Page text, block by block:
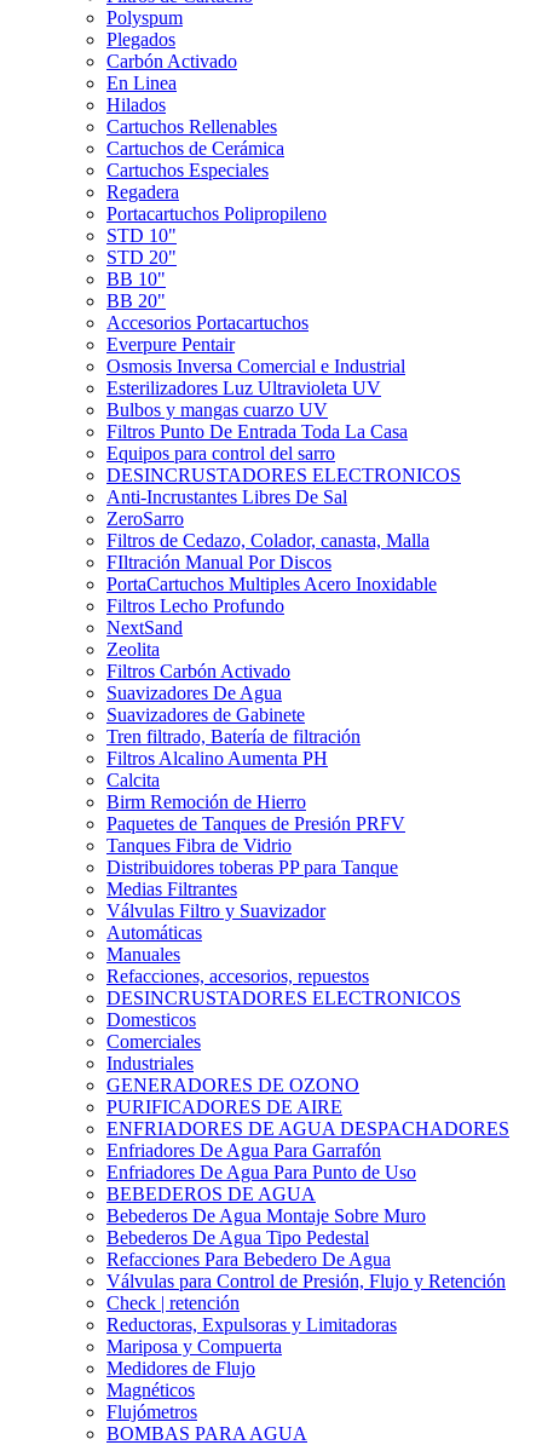
Polyspum
Plegados
Carbón Activado
En Linea
Hilados
Cartuchos Rellenables
Cartuchos de Cerámica
Cartuchos Especiales
Regadera
Portacartuchos Polipropileno
STD 10"
STD 20"
BB 10"
BB 20"
Accesorios Portacartuchos
Everpure Pentair
Osmosis Inversa Comercial e Industrial
Esterilizadores Luz Ultravioleta UV
Bulbos y mangas cuarzo UV
Filtros Punto De Entrada Toda La Casa
Equipos para control del sarro
DESINCRUSTADORES ELECTRONICOS
Anti-Incrustantes Libres De Sal
ZeroSarro
Filtros de Cedazo, Colador, canasta, Malla
FIltración Manual Por Discos
PortaCartuchos Multiples Acero Inoxidable
Filtros Lecho Profundo
NextSand
Zeolita
Filtros Carbón Activado
Suavizadores De Agua
Suavizadores de Gabinete
Tren filtrado, Batería de filtración
Filtros Alcalino Aumenta PH
Calcita
Birm Remoción de Hierro
Paquetes de Tanques de Presión PRFV
Tanques Fibra de Vidrio
Distribuidores toberas PP para Tanque
Medias Filtrantes
Válvulas Filtro y Suavizador
Automáticas
Manuales
Refacciones, accesorios, repuestos
DESINCRUSTADORES ELECTRONICOS
Domesticos
Comerciales
Industriales
GENERADORES DE OZONO
PURIFICADORES DE AIRE
ENFRIADORES DE AGUA DESPACHADORES
Enfriadores De Agua Para Garrafón
Enfriadores De Agua Para Punto de Uso
BEBEDEROS DE AGUA
Bebederos De Agua Montaje Sobre Muro
Bebederos De Agua Tipo Pedestal
Refacciones Para Bebedero De Agua
Válvulas para Control de Presión, Flujo y Retención
Check | retención
Reductoras, Expulsoras y Limitadoras
Mariposa y Compuerta
Medidores de Flujo
Magnéticos
Flujómetros
BOMBAS PARA AGUA